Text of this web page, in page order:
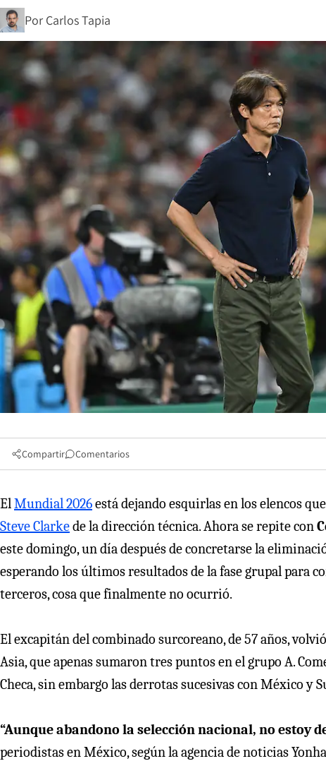
Por Carlos Tapia
Compartir Comentarios
ElMundial 2026está dejando esquirlas en los elencos
Steve Clarkede la dirección técnica. Ahora se repite con
este domingo, un día después de concretarse la
esperando los últimos resultados de la fase grupal para
terceros, cosa que finalmente no ocurrió.
El excapitán del combinado surcoreano, de 57 años,
Asia, que apenas sumaron tres puntos en el grupo A.
Checa, sin embargo las derrotas sucesivas con México y
“Aunque abandono la selección nacional, no estoy
periodistas en México, según la agencia de noticias